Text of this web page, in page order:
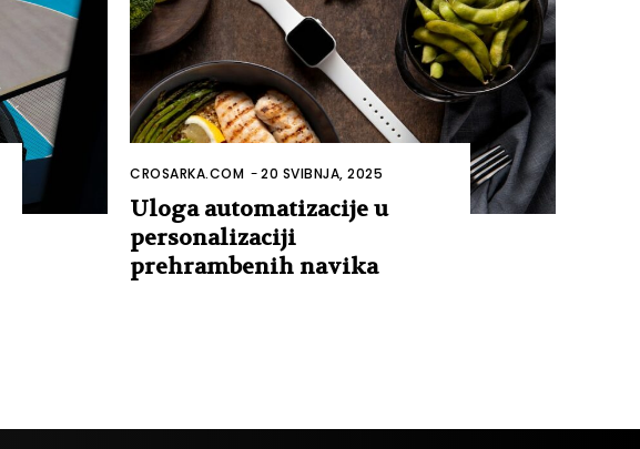
CROSARKA.COM -20 SVIBNJA, 2025
Uloga automatizacije u
personalizaciji
prehrambenih navika